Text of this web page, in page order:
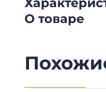
О товаре